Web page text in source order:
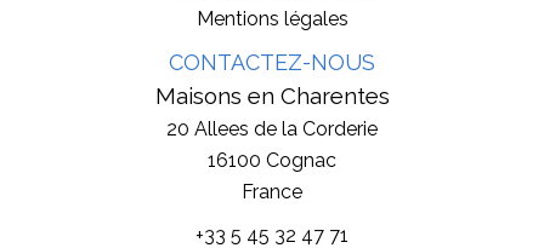
Mentions légales
CONTACTEZ-NOUS
Maisons en Charentes
20 Allees de la Corderie
16100 Cognac
France
+33 5 45 32 47 71